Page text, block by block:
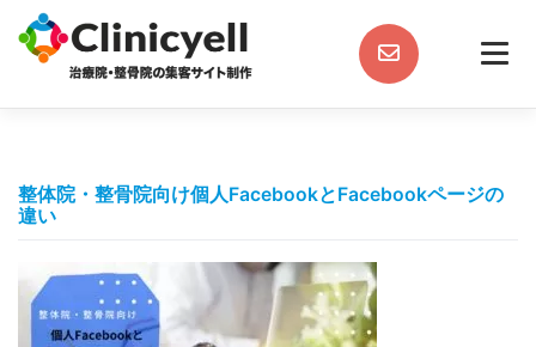
content
整体院・整骨院向け個人FacebookとFacebookページの
違い